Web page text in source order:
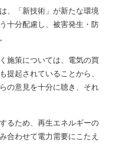
、「新技術」が新たな環境
十分配慮し、被害発生・防
施策については、電気の買
提起されていることから、
の意見を十分に聴き、それ
るため、再生エネルギーの
合わせて電力需要にこたえ